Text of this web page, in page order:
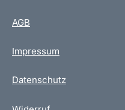
AGB
Impressum
Datenschutz